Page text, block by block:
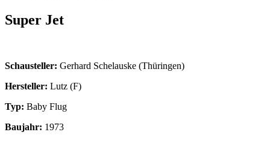
Super Jet
Schausteller: Gerhard Schelauske (Thüringen)
Hersteller: Lutz (F)
Typ: Baby Flug
Baujahr: 1973